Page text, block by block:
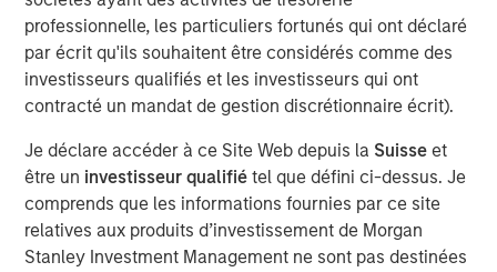
professionnelle, les particuliers fortunés qui ont déclaré
par écrit qu'ils souhaitent être considérés comme des
investisseurs qualifiés et les investisseurs qui ont
contracté un mandat de gestion discrétionnaire écrit).
Je déclare accéder à ce Site Web depuis la Suisse et
être un investisseur qualifiétel que défini ci-dessus. Je
comprends que les informations fournies par ce site
relatives aux produits d’investissement de Morgan
Stanley Investment Management ne sont pas destinées
This is a practical guide to estimating the weighted
average cost of capital (WACC) for a company.
The cost of capital is a measure of both expected
return and the discount rate. For example, investors
come up with a present value in a discounted cash
flow model.
Our goal is to find a figure that reflects opportunity
cost sensibly, is economically sound, and provides